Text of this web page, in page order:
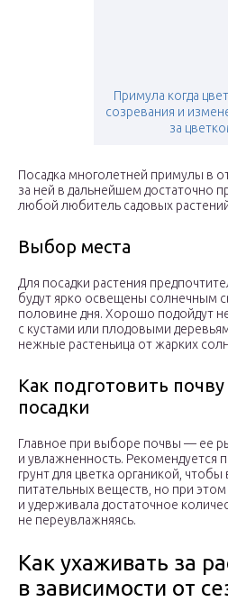
Примула когда
созревания и
за
Посадка многолетней примулы в
за ней в дальнейшем достаточно
любой любитель садовых
Выбор места
Для посадки растения
будут ярко освещены солнечным
половине дня. Хорошо подойдут
с кустами или плодовыми
нежные растеньица от жарких
Как подготовить
посадки
Главное при выборе почвы — ее
и увлажненность. Рекомендуется
грунт для цветка органикой,
питательных веществ, но при
и удерживала достаточное
не переувлажняясь.
Как ухаживать за
в зависимости от